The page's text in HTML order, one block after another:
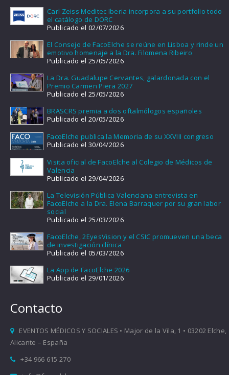
Carl Zeiss Meditec Iberia incorpora a su portfolio todo
el catálogo de DORC
Publicado el 02/07/2026
El Consejo de FacoElche se reúne en Lisboa y rinde un
emotivo homenaje a la Dra. Filomena Ribeiro
Publicado el 25/05/2026
La Dra. Guadalupe Cervantes, galardonada con el
Premio Carmen Piera 2027
Publicado el 25/05/2026
BRASCRS premia a dos oftalmólogos españoles
Publicado el 20/05/2026
FacoElche publica la Memoria de su XXVIII congreso
Publicado el 30/04/2026
Visita oficial de FacoElche al Colegio de Médicos de
Valencia
Publicado el 29/04/2026
La Televisión Pública Valenciana entrevista en
FacoElche a la Dra. Elena Barraquer por su gran labor
social
Publicado el 25/03/2026
FacoElche, 2EyesVision y el CSIC promueven una beca
de investigación clínica
Publicado el 05/03/2026
La App de FacoElche 2026
Publicado el 29/01/2026
Contacto
EVENTOS MÉDICOS Y SOCIALES • Major de la Vila, 1 • 03202 Elche,
Alicante – España
+34 966 615 270